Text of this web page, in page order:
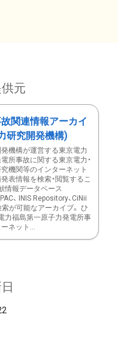
元
関連情報アーカイ
研究開発機構)
機構が運営する東京電力
所事故に関する東京電力・
究機関等のインターネット
表情報を検索・閲覧するこ
情報データベース
、 INIS Repository、CiNii
が可能なアーカイブ。 ひ
力福島第一原子力発電所事
ネット...